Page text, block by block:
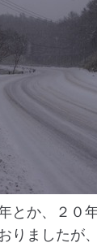
とか、２０
りましたが、